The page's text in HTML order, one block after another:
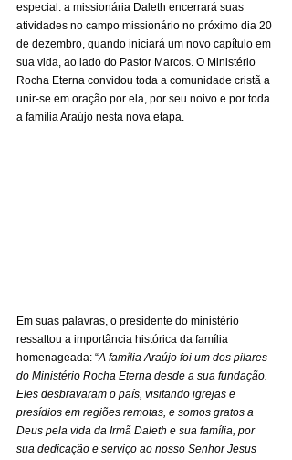
especial: a missionária Daleth encerrará suas
atividades no campo missionário no próximo dia 20
de dezembro, quando iniciará um novo capítulo em
sua vida, ao lado do Pastor Marcos. O Ministério
Rocha Eterna convidou toda a comunidade cristã a
unir-se em oração por ela, por seu noivo e por toda
a família Araújo nesta nova etapa.
Em suas palavras, o presidente do ministério
ressaltou a importância histórica da família
homenageada: “A família Araújo foi um dos pilares
do Ministério Rocha Eterna desde a sua fundação.
Eles desbravaram o país, visitando igrejas e
presídios em regiões remotas, e somos gratos a
Deus pela vida da Irmã Daleth e sua família, por
sua dedicação e serviço ao nosso Senhor Jesus